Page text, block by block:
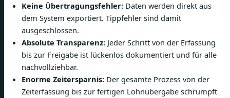
Keine Übertragungsfehler: Daten werden direkt aus
dem System exportiert. Tippfehler sind damit
ausgeschlossen.
Absolute Transparenz: Jeder Schritt von der Erfassung
bis zur Freigabe ist lückenlos dokumentiert und für alle
nachvollziehbar.
Enorme Zeitersparnis: Der gesamte Prozess von der
Zeiterfassung bis zur fertigen Lohnübergabe schrumpft